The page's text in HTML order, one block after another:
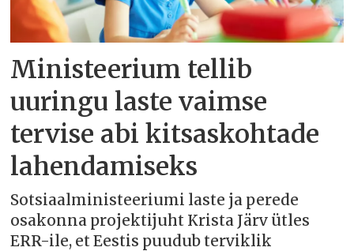
Ministeerium tellib
uuringu laste vaimse
tervise abi kitsaskohtade
lahendamiseks
Sotsiaalministeeriumi laste ja perede
osakonna projektijuht Krista Järv ütles
ERR-ile, et Eestis puudub terviklik